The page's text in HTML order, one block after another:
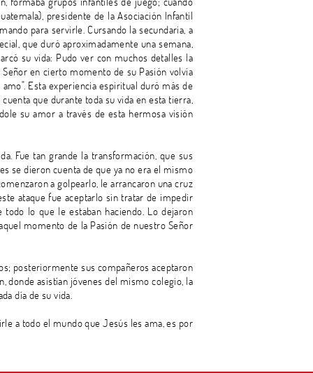
presidente de la Asociación Infantil
para servirle. Cursando la secundaria, a
que duró aproximadamente una semana,
su vida: Pudo ver con muchos detalles la
en cierto momento de su Pasión volvía
Esta experiencia espiritual duró más de
que durante toda su vida en esta tierra,
su amor a través de esta hermosa visión
Fue tan grande la transformación, que sus
se dieron cuenta de que ya no era el mismo
a golpearlo, le arrancaron una cruz
ataque fue aceptarlo sin tratar de impedir
lo que le estaban haciendo. Lo dejaron
momento de la Pasión de nuestro Señor
posteriormente sus compañeros aceptaron
donde asistían jóvenes del mismo colegio, la
día de su vida.
a todo el mundo que Jesús les ama, es por